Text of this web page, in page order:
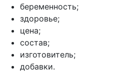
беременность;
здоровье;
цена;
состав;
изготовитель;
добавки.